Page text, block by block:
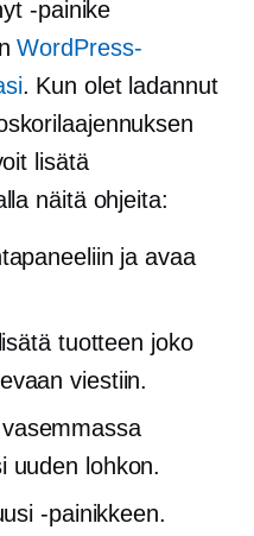
-painike
WordPress-
. Kun olet ladannut
lisätä
näitä ohjeita:
ja avaa
tuotteen joko
viestiin.
uuden lohkon.
-painikkeen.